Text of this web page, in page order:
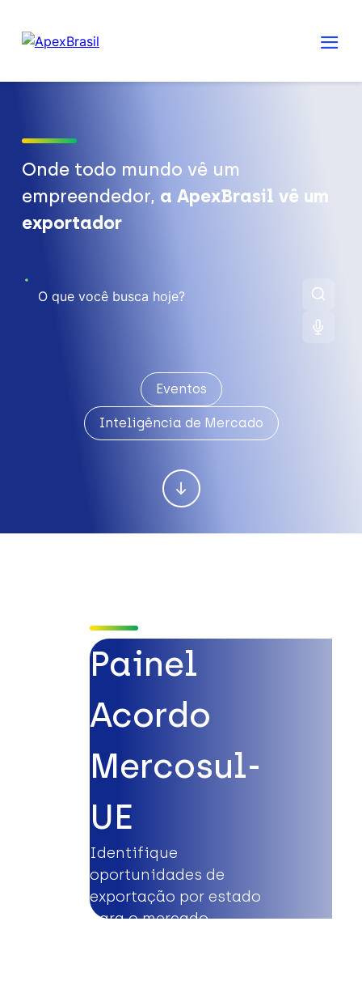
Onde todo mundo vê um
empreendedor, a ApexBrasil vê um
exportador
Eventos
Inteligência de Mercado
Painel
Acordo
Mercosul-
UE
Identifique
oportunidades de
exportação por estado
para o mercado